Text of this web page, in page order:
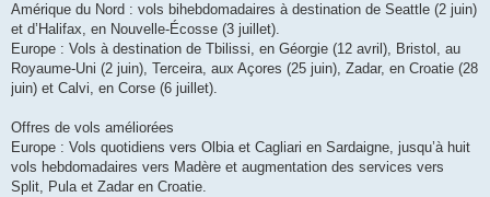
Amérique du Nord : vols bihebdomadaires à destination de Seattle (2 juin)
et d’Halifax, en Nouvelle-Écosse (3 juillet).
Europe : Vols à destination de Tbilissi, en Géorgie (12 avril), Bristol, au
Royaume-Uni (2 juin), Terceira, aux Açores (25 juin), Zadar, en Croatie (28
juin) et Calvi, en Corse (6 juillet).
Offres de vols améliorées
Europe : Vols quotidiens vers Olbia et Cagliari en Sardaigne, jusqu’à huit
vols hebdomadaires vers Madère et augmentation des services vers
Split, Pula et Zadar en Croatie.